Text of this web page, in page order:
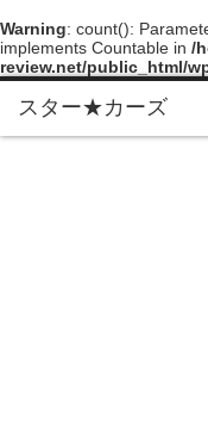
Warning: count():
implements Countable in /
review.net/public_html/